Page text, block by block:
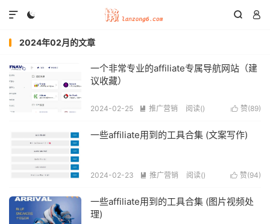
  

2024年02月的文章
一个非常专业的affiliate专属导航网站（建
议收藏）
 赞(89)
2024-02-25  推广营销 阅读()
一些affiliate用到的工具合集 (文案写作)
 赞(94)
2024-02-23  推广营销 阅读()
一些affiliate用到的工具合集 (图片视频处
理)